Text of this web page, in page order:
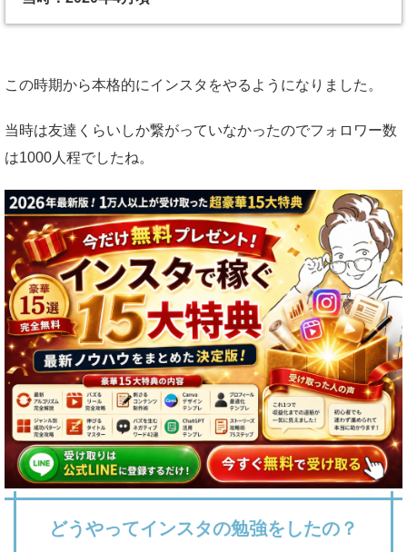
この時期から本格的にインスタをやるようになりました。
当時は友達くらいしか繋がっていなかったのでフォロワー数
は1000人程でしたね。
どうやってインスタの勉強をしたの？